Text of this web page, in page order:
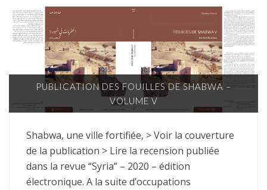
PUBLICATION DES FOUILLES DE SHABWA –
VOLUME V
Shabwa, une ville fortifiée, > Voir la couverture
de la publication > Lire la recension publiée
dans la revue “Syria” – 2020 – édition
électronique. A la suite d’occupations